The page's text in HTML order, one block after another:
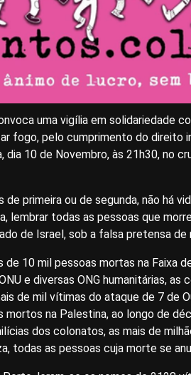
uma vigília em solidariedade
fogo, pelo cumprimento do direito
dia 10 de Novembro, às 21h30, no
de primeira ou de segunda, não há
lembrar todas as pessoas que
de Israel, sob a falsa pretensa de
de 10 mil pessoas mortas na Faixa
e diversas ONG humanitárias,
de mil vítimas do ataque de 7 de
mortos na Palestina, ao longo de
dos colonatos, as mais de
todas as pessoas cuja morte se